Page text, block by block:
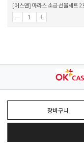
[어스맨] 마라스 소금 선물세트
장바구니